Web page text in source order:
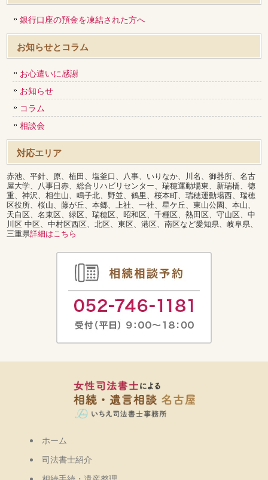
銀行口座の預金を凍結された方へ
お知らせとコラム
お心遣いに感謝
お知らせ
コラム
相談会
対応エリア
赤池、平針、原、植田、塩釜口、八事、いりなか、川名、御器所、名古
屋大学、八事日赤、総合リハビリセンター、瑞穂運動場東、新瑞橋、徳
重、神沢、相生山、鳴子北、野並、鶴里、桜本町、瑞穂運動場西、瑞穂
区役所、桜山、藤が丘、本郷、上社、一社、星ケ丘、東山公園、本山、
天白区、名東区、緑区、瑞穂区、昭和区、千種区、熱田区、守山区、中
川区 中区、中村区西区、北区、東区、港区、南区など愛知県、岐阜県、
三重県詳細はこちら
ホーム
司法書士紹介